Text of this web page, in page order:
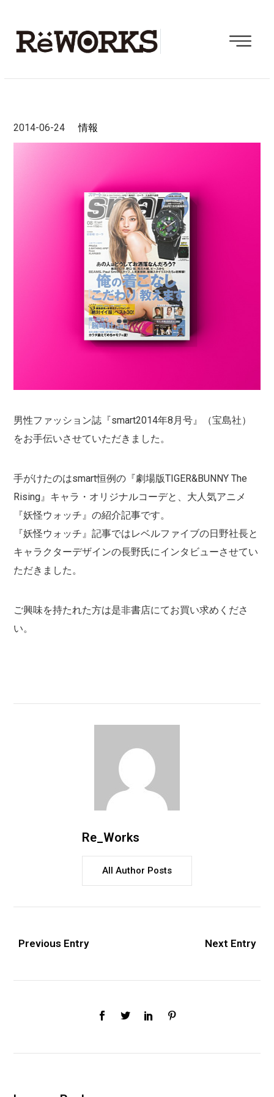
2014-06-24 情報
男性ファッション誌『smart2014年8月号』（宝島社）
をお手伝いさせていただきました。
手がけたのはsmart恒例の『劇場版TIGER&BUNNY The
Rising』キャラ・オリジナルコーデと、大人気アニメ
『妖怪ウォッチ』の紹介記事です。
『妖怪ウォッチ』記事ではレベルファイブの日野社長と
キャラクターデザインの長野氏にインタビューさせてい
ただきました。
ご興味を持たれた方は是非書店にてお買い求めくださ
い。
Re_Works
All Author Posts
Previous Entry Next Entry